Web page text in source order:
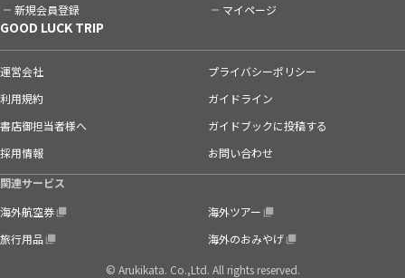
新規会員登録 マイページ
GOOD LUCK TRIP
運営会社
プライバシーポリシー
利用規約
ガイドライン
書店御担当者様へ
ガイドブックに投稿する
採用情報
お問い合わせ
関連サービス
海外航空券
海外ツアー
旅行用品
海外のおみやげ
© Arukikata. Co.,Ltd. All rights reserved.